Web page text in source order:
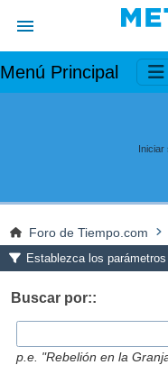
Menú Principal
Iniciar
Foro de Tiempo.com
Establezca los
Buscar por::
p.e. "Rebelión en la